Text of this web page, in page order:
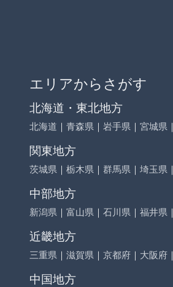
エリアからさがす
北海道・東北地方
北海道 ｜ 青森県 ｜ 岩手県 ｜ 宮城県 ｜
関東地方
茨城県 ｜ 栃木県 ｜ 群馬県 ｜ 埼玉県 ｜
中部地方
新潟県 ｜ 富山県 ｜ 石川県 ｜ 福井県 ｜
近畿地方
三重県 ｜ 滋賀県 ｜ 京都府 ｜ 大阪府 ｜
中国地方